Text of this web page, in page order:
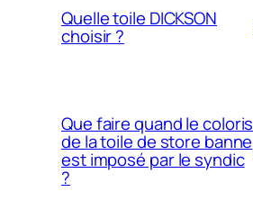
Quelle toile DICKSON
choisir ?
Que faire quand le coloris
de la toile de store banne
est imposé par le syndic
?